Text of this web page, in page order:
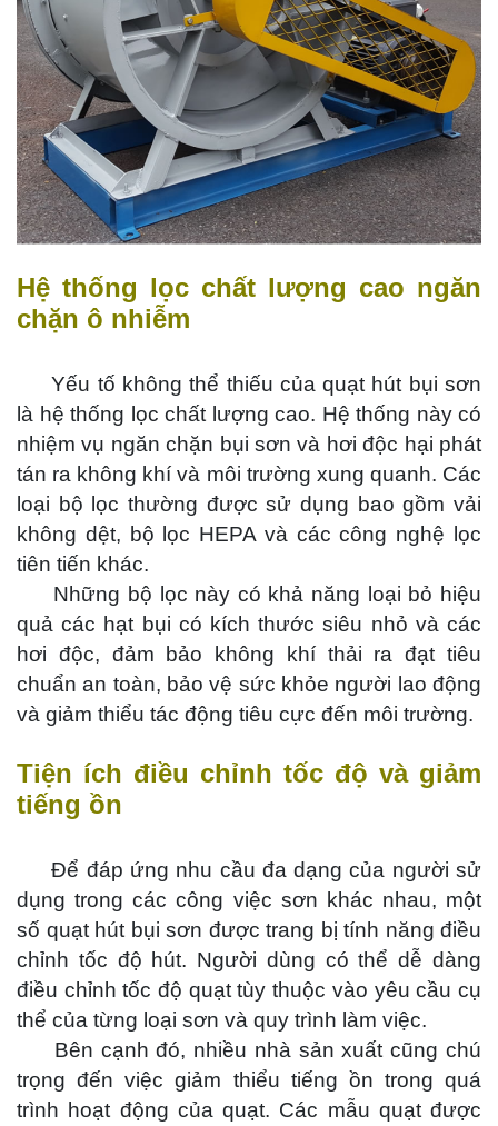
Hệ thống lọc chất lượng cao ngăn
chặn ô nhiễm
Yếu tố không thể thiếu của quạt hút bụi sơn
là hệ thống lọc chất lượng cao. Hệ thống này có
nhiệm vụ ngăn chặn bụi sơn và hơi độc hại phát
tán ra không khí và môi trường xung quanh. Các
loại bộ lọc thường được sử dụng bao gồm vải
không dệt, bộ lọc HEPA và các công nghệ lọc
tiên tiến khác.
Những bộ lọc này có khả năng loại bỏ hiệu
quả các hạt bụi có kích thước siêu nhỏ và các
hơi độc, đảm bảo không khí thải ra đạt tiêu
chuẩn an toàn, bảo vệ sức khỏe người lao động
và giảm thiểu tác động tiêu cực đến môi trường.
Tiện ích điều chỉnh tốc độ và giảm
tiếng ồn
Để đáp ứng nhu cầu đa dạng của người sử
dụng trong các công việc sơn khác nhau, một
số quạt hút bụi sơn được trang bị tính năng điều
chỉnh tốc độ hút. Người dùng có thể dễ dàng
điều chỉnh tốc độ quạt tùy thuộc vào yêu cầu cụ
thể của từng loại sơn và quy trình làm việc.
Bên cạnh đó, nhiều nhà sản xuất cũng chú
trọng đến việc giảm thiểu tiếng ồn trong quá
trình hoạt động của quạt. Các mẫu quạt được